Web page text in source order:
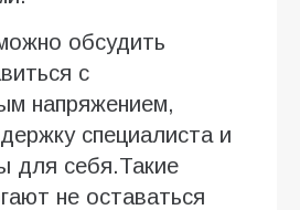
обсудить
с
напряжением,
специалиста и
для себя.Такие
не оставаться